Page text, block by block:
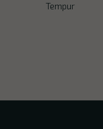
Tempur